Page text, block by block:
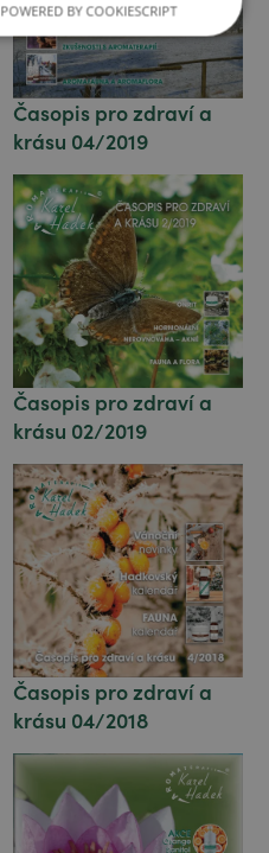
Časopis pro zdraví a
krásu 04/2019
Časopis pro zdraví a
krásu 02/2019
Časopis pro zdraví a
krásu 04/2018
POWERED BY COOKIESCRIPT